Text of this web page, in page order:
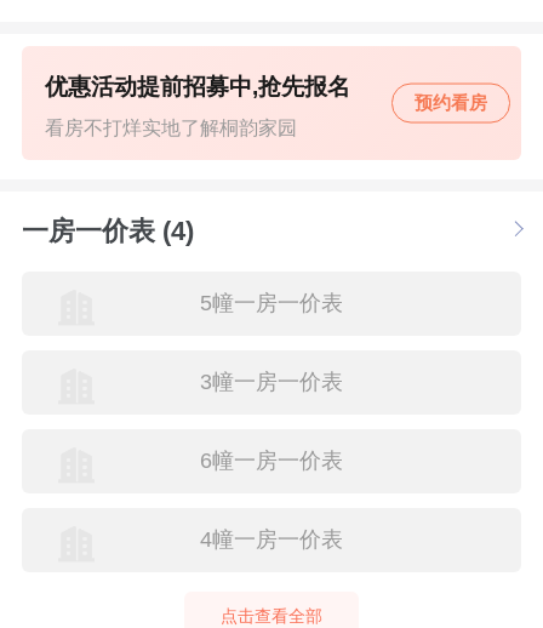
看房不打烊实地了解桐韵家园
优惠活动提前招募中,抢先报名
预约看房
一房一价表 (4)
5幢一房一价表
3幢一房一价表
6幢一房一价表
4幢一房一价表
点击查看全部